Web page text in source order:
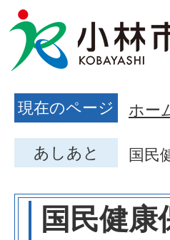
現在のページ ホー
あしあと 国民
国民健